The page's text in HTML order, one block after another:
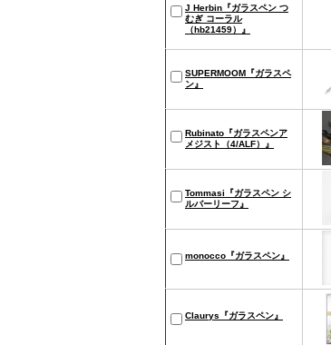
J Herbin『ガラスペン つ
むぎ コーラル
（hb21459）』
SUPERMOOM『ガラスペ
ン』
Rubinato『ガラスペンア
メジスト（4/ALF）』
Tommasi『ガラスペン シ
ルバーリーフ』
monocco『ガラスペン』
Claurys『ガラスペン』